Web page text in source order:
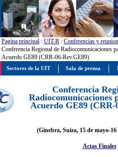
Pagína principal : UIT-R : Conferencias y
Conferencia Regional de Radiocomunicaciones
Acuerdo GE89 (CRR-06-Rev.GE89)
Conferencia
Radiocomunicaciones
Acuerdo GE89 (CRR-
(Ginebra, Suiza, 15 de mayo-
Actas Finales
Sectores de la UIT Sala de prensa